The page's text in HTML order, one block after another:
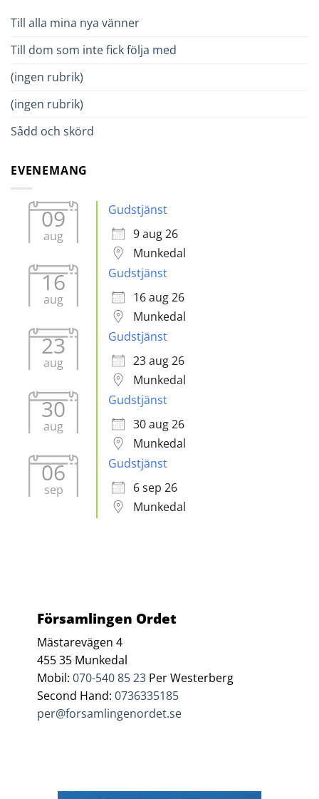
Till alla mina nya vänner
Till dom som inte fick följa med
(ingen rubrik)
(ingen rubrik)
Sådd och skörd
EVENEMANG
09
aug
Gudstjänst
9 aug 26
Munkedal
16
aug
Gudstjänst
16 aug 26
Munkedal
23
aug
Gudstjänst
23 aug 26
Munkedal
30
aug
Gudstjänst
30 aug 26
Munkedal
06
sep
Gudstjänst
6 sep 26
Munkedal
Församlingen Ordet
Mästarevägen 4
455 35 Munkedal
Mobil:070-540 85 23 Per Westerberg
Second Hand:0736335185
per@forsamlingenordet.se